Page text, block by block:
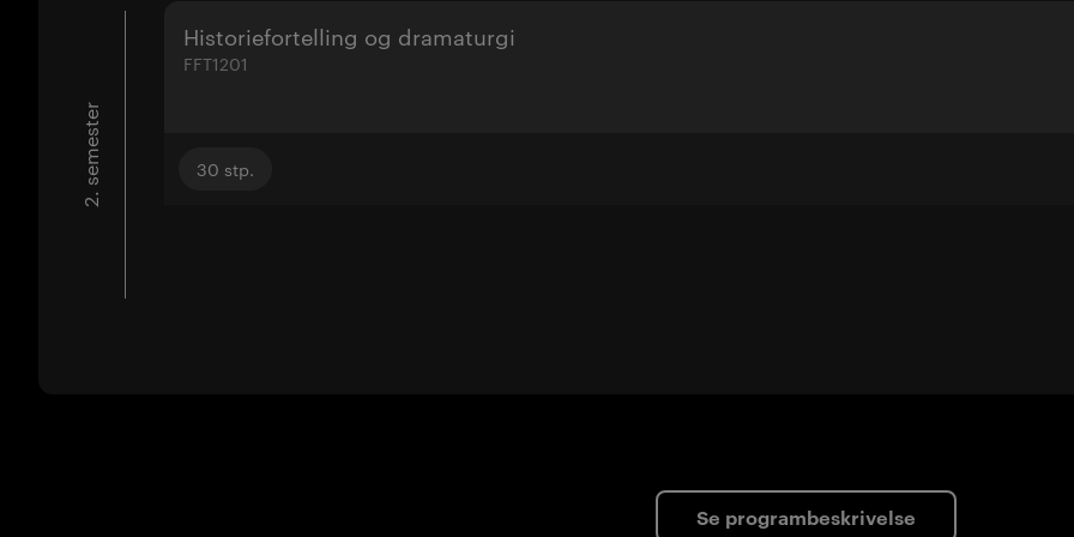
2. semester
Historiefortelling og dramaturgi
FFT1201
30 stp.
Se programbeskrivelse